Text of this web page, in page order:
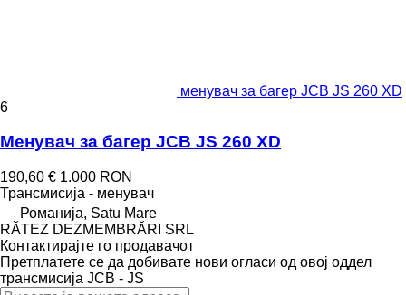
менувач за багер JCB JS 260 XD
6
Менувач за багер JCB JS 260 XD
190,60 € 1.000 RON
Трансмисија - менувач
Романија, Satu Mare
RĂTEZ DEZMEMBRĂRI SRL
Контактирајте го продавачот
Претплатете се да добивате нови огласи од овој оддел
трансмисија JCB - JS